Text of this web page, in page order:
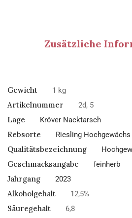
Zusätzliche
Gewicht 1 kg
Artikelnummer 2d, 5
Lage Kröver Nacktarsch
Rebsorte Riesling Hochgewächs
Qualitätsbezeichnung
Geschmacksangabe feinherb
Jahrgang 2023
Alkoholgehalt 12,5%
Säuregehalt 6,8